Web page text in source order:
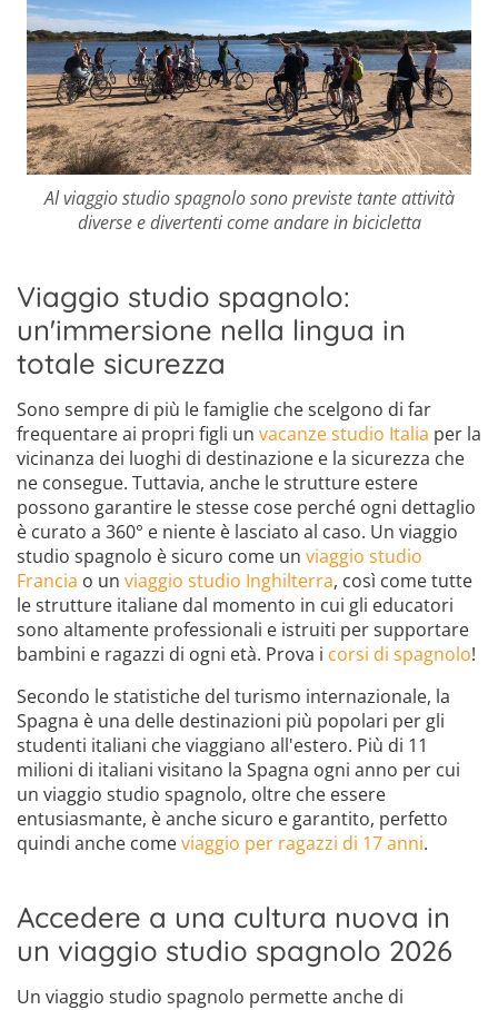
Al viaggio studio spagnolo sono previste tante attività
diverse e divertenti come andare in bicicletta
Viaggio studio spagnolo:
un'immersione nella lingua in
totale sicurezza
Sono sempre di più le famiglie che scelgono di far
frequentare ai propri figli un vacanze studio Italia per la
vicinanza dei luoghi di destinazione e la sicurezza che
ne consegue. Tuttavia, anche le strutture estere
possono garantire le stesse cose perché ogni dettaglio
è curato a 360° e niente è lasciato al caso. Un viaggio
studio spagnolo è sicuro come un viaggio studio
Francia o un viaggio studio Inghilterra, così come tutte
le strutture italiane dal momento in cui gli educatori
sono altamente professionali e istruiti per supportare
bambini e ragazzi di ogni età. Prova i corsi di spagnolo!
Secondo le statistiche del turismo internazionale, la
Spagna è una delle destinazioni più popolari per gli
studenti italiani che viaggiano all'estero. Più di 11
milioni di italiani visitano la Spagna ogni anno per cui
un viaggio studio spagnolo, oltre che essere
entusiasmante, è anche sicuro e garantito, perfetto
quindi anche comeviaggio per ragazzi di 17 anni.
Accedere a una cultura nuova in
un viaggio studio spagnolo 2026
Un viaggio studio spagnolo permette anche di